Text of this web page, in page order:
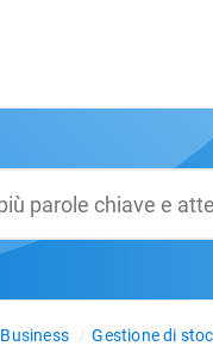
Business Gestione di